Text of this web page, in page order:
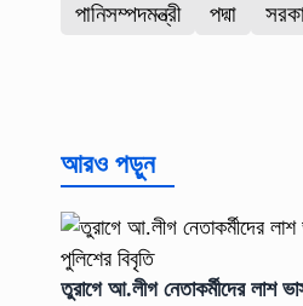
পানিসম্পদমন্ত্রী পদ্মা
আরও পড়ুন
তুরাগে আ.লীগ নেতাকর্মীদের লাশ